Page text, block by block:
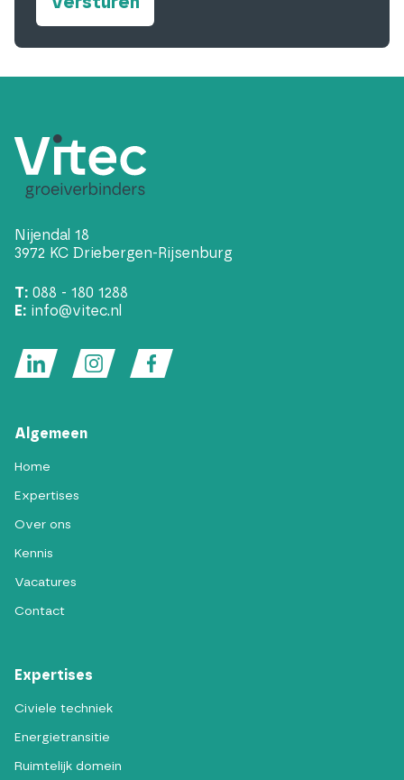
Nijendal 18
3972 KC Driebergen-Rijsenburg
T: 088 - 180 1288
E: info@vitec.nl
Algemeen
Home
Expertises
Over ons
Kennis
Vacatures
Contact
Expertises
Civiele techniek
Energietransitie
Ruimtelijk domein